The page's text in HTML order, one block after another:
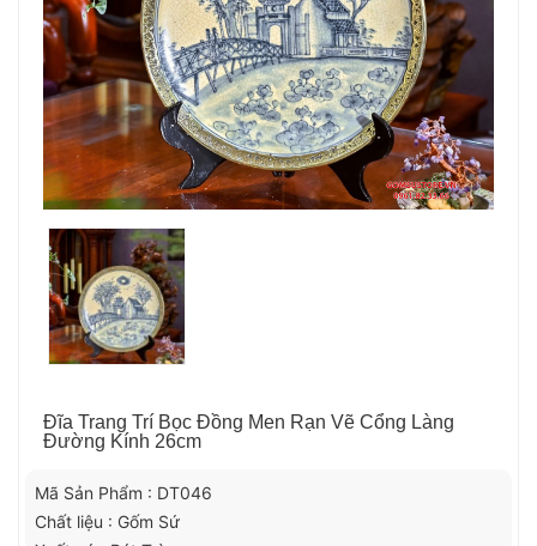
Đĩa Trang Trí Bọc Đồng Men Rạn Vẽ Cổng Làng
Đường Kính 26cm
Mã Sản Phẩm : DT046
Chất liệu : Gốm Sứ